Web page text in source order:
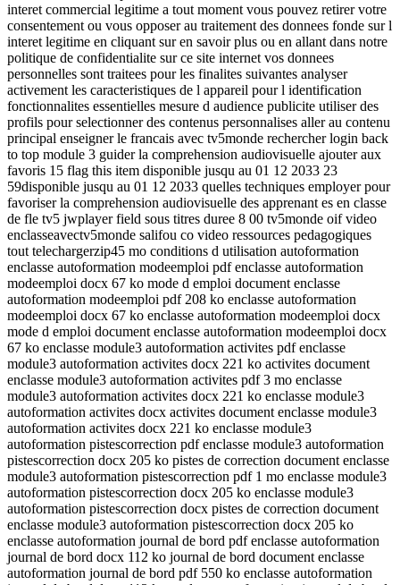
interet commercial legitime a tout moment vous pouvez retirer votre
consentement ou vous opposer au traitement des donnees fonde sur l
interet legitime en cliquant sur en savoir plus ou en allant dans notre
politique de confidentialite sur ce site internet vos donnees
personnelles sont traitees pour les finalites suivantes analyser
activement les caracteristiques de l appareil pour l identification
fonctionnalites essentielles mesure d audience publicite utiliser des
profils pour selectionner des contenus personnalises aller au contenu
principal enseigner le francais avec tv5monde rechercher login back
to top module 3 guider la comprehension audiovisuelle ajouter aux
favoris 15 flag this item disponible jusqu au 01 12 2033 23
59disponible jusqu au 01 12 2033 quelles techniques employer pour
favoriser la comprehension audiovisuelle des apprenant es en classe
de fle tv5 jwplayer field sous titres duree 8 00 tv5monde oif video
enclasseavectv5monde salifou co video ressources pedagogiques
tout telechargerzip45 mo conditions d utilisation autoformation
enclasse autoformation modeemploi pdf enclasse autoformation
modeemploi docx 67 ko mode d emploi document enclasse
autoformation modeemploi pdf 208 ko enclasse autoformation
modeemploi docx 67 ko enclasse autoformation modeemploi docx
mode d emploi document enclasse autoformation modeemploi docx
67 ko enclasse module3 autoformation activites pdf enclasse
module3 autoformation activites docx 221 ko activites document
enclasse module3 autoformation activites pdf 3 mo enclasse
module3 autoformation activites docx 221 ko enclasse module3
autoformation activites docx activites document enclasse module3
autoformation activites docx 221 ko enclasse module3
autoformation pistescorrection pdf enclasse module3 autoformation
pistescorrection docx 205 ko pistes de correction document enclasse
module3 autoformation pistescorrection pdf 1 mo enclasse module3
autoformation pistescorrection docx 205 ko enclasse module3
autoformation pistescorrection docx pistes de correction document
enclasse module3 autoformation pistescorrection docx 205 ko
enclasse autoformation journal de bord pdf enclasse autoformation
journal de bord docx 112 ko journal de bord document enclasse
autoformation journal de bord pdf 550 ko enclasse autoformation